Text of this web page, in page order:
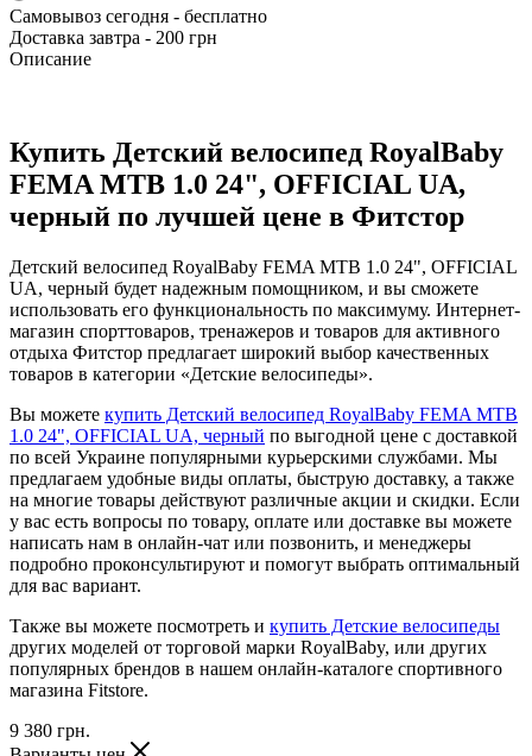
Самовывоз сегодня - бесплатно
Доставка завтра - 200 грн
Описание
Купить Детский велосипед RoyalBaby
FEMA MTB 1.0 24", OFFICIAL UA,
черный по лучшей цене в Фитстор
Детский велосипед RoyalBaby FEMA MTB 1.0 24", OFFICIAL
UA, черный будет надежным помощником, и вы сможете
использовать его функциональность по максимуму. Интернет-
магазин спорттоваров, тренажеров и товаров для активного
отдыха Фитстор предлагает широкий выбор качественных
товаров в категории «Детские велосипеды».
Вы можете купить Детский велосипед RoyalBaby FEMA MTB
1.0 24", OFFICIAL UA, черный по выгодной цене с доставкой
по всей Украине популярными курьерскими службами. Мы
предлагаем удобные виды оплаты, быструю доставку, а также
на многие товары действуют различные акции и скидки. Если
у вас есть вопросы по товару, оплате или доставке вы можете
написать нам в онлайн-чат или позвонить, и менеджеры
подробно проконсультируют и помогут выбрать оптимальный
для вас вариант.
Также вы можете посмотреть и купить Детские велосипеды
других моделей от торговой марки RoyalBaby, или других
популярных брендов в нашем онлайн-каталоге спортивного
магазина Fitstore.
9 380 грн.